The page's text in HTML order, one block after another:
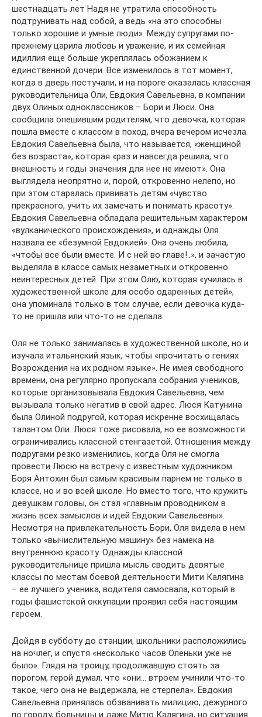
шестнадцать лет Надя не утратила способность
подтрунивать над собой, а ведь «на это способны
только хорошие и умные люди». Между супругами по-
прежнему царила любовь и уважение, и их семейная
идиллия еще больше укреплялась обожанием к
единственной дочери. Все изменилось в тот момент,
когда в дверь постучали, и на пороге оказалась классная
руководительница Оли, Евдокия Савельевна, в компании
двух Олиных одноклассников – Бори и Люси. Она
сообщила опешившим родителям, что девочка, которая
пошла вместе с классом в поход, вчера вечером исчезла.
Евдокия Савельевна была, что называется, «женщиной
без возраста», которая «раз и навсегда решила, что
внешность и годы значения для нее не имеют». Она
выглядела неопрятно и, порой, откровенно нелепо, но
при этом старалась прививать детям «чувство
прекрасного, учить их замечать и понимать красоту».
Евдокия Савельевна обладала решительным характером
«вулканического происхождения», и однажды Оля
назвала ее «безумной Евдокией». Она очень любила,
«чтобы все были вместе. И с ней во главе!..», и зачастую
выделяла в классе самых незаметных и откровенно
неинтересных детей. При этом Олю, которая «училась в
художественной школе для особо одаренных детей»,
она упоминала только в том случае, если девочка куда-
то не пришла или что-то не сделала.
Оля не только занималась в художественной школе, но и
изучала итальянский язык, чтобы «прочитать о гениях
Возрождения на их родном языке». Не имея свободного
времени, она регулярно пропускала собрания учеников,
которые организовывала Евдокия Савельевна, чем
вызывала только негатив в свой адрес. Люся Катунина
была Олиной подругой, которая искренне восхищалась
талантом Оли. Люся тоже рисовала, но ее возможности
ограничивались классной стенгазетой. Отношения между
подругами резко изменились, когда Оля не смогла
провести Люсю на встречу с известным художником.
Боря Антохин был самым красивым парнем не только в
классе, но и во всей школе. Но вместо того, что кружить
девушкам головы, он стал «главным проводником в
жизнь всех замыслов и идей Евдокии Савельевны».
Несмотря на привлекательность Бори, Оля видела в нем
только «вычислительную машину» без намека на
внутреннюю красоту. Однажды классной
руководительнице пришла мысль сводить девятые
классы по местам боевой деятельности Мити Калягина
– ее лучшего ученика, водителя самосвала, который в
годы фашистской оккупации проявил себя настоящим
героем.
Дойдя в субботу до станции, школьники расположились
на ночлег, и спустя «несколько часов Оленьки уже не
было». Глядя на троицу, продолжавшую стоять за
порогом, герой думал, что «они… втроем учинили что-то
такое, чего она не выдержала, не стерпела». Евдокия
Савельевна принялась обзванивать милицию, дежурного
по городу, больницы и даже Митю Калягина, но ситуация